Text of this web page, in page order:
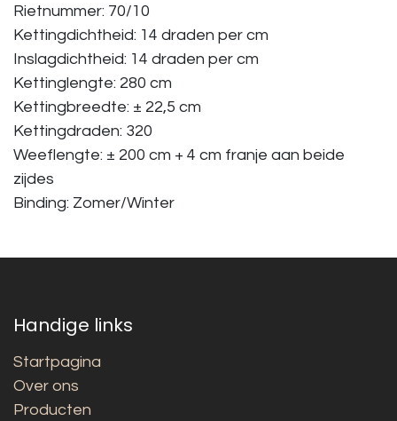
Rietnummer: 70/10
Kettingdichtheid: 14 draden per cm
Inslagdichtheid: 14 draden per cm
Kettinglengte: 280 cm
Kettingbreedte: ± 22,5 cm
Kettingdraden: 320
Weeflengte: ± 200 cm + 4 cm franje aan beide
zijdes
Binding: Zomer/Winter
Handige links
Startpagina
Over ons
Producten